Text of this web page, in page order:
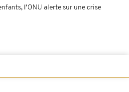
l'ONU alerte sur une crise